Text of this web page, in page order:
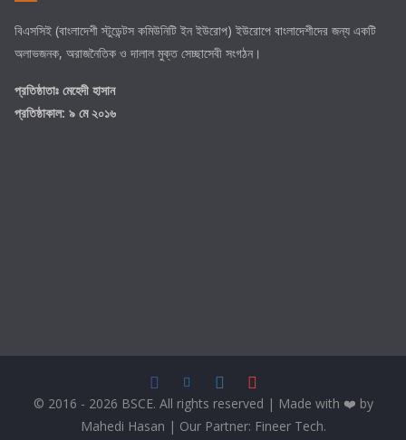
বিএসসিই (বাংলাদেশী স্টুডেন্টস কমিউনিটি ইন ইউরোপ) ইউরোপে বাংলাদেশীদের জন্য একটি
অলাভজনক, অরাজনৈতিক ও দালাল মুক্ত সেচ্ছাসেবী সংগঠন।
প্রতিষ্ঠাতাঃ মেহেদী হাসান
প্রতিষ্ঠাকাল: ৯ মে ২০১৬
© 2016 - 2026 BSCE. All rights reserved | Made with ❤️ by
Mahedi Hasan | Our Partner: Fineer Tech.